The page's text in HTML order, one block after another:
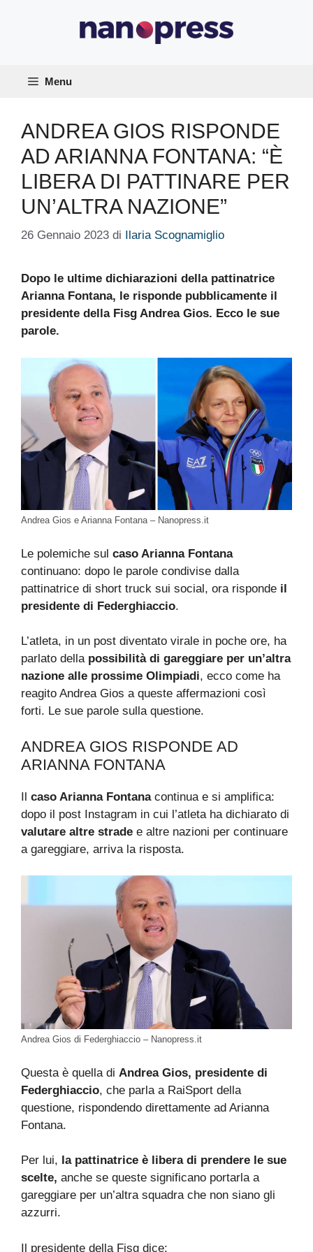
Menu
ANDREA GIOS RISPONDE
AD ARIANNA FONTANA: “È
LIBERA DI PATTINARE PER
UN’ALTRA NAZIONE”
26 Gennaio 2023 di Ilaria Scognamiglio
Dopo le ultime dichiarazioni della pattinatrice
Arianna Fontana, le risponde pubblicamente il
presidente della Fisg Andrea Gios. Ecco le sue
parole.
Andrea Gios e Arianna Fontana – Nanopress.it
Le polemiche sul caso Arianna Fontana
continuano: dopo le parole condivise dalla
pattinatrice di short truck sui social, ora risponde il
presidente di Federghiaccio.
L’atleta, in un post diventato virale in poche ore, ha
parlato della possibilità di gareggiare per un’altra
nazione alle prossime Olimpiadi, ecco come ha
reagito Andrea Gios a queste affermazioni così
forti. Le sue parole sulla questione.
ANDREA GIOS RISPONDE AD
ARIANNA FONTANA
Il caso Arianna Fontanacontinua e si amplifica:
dopo il post Instagram in cui l’atleta ha dichiarato di
valutare altre strade e altre nazioni per continuare
a gareggiare, arriva la risposta.
Andrea Gios di Federghiaccio – Nanopress.it
Questa è quella di Andrea Gios, presidente di
Federghiaccio, che parla a RaiSport della
questione, rispondendo direttamente ad Arianna
Fontana.
Per lui, la pattinatrice è libera di prendere le sue
scelte, anche se queste significano portarla a
gareggiare per un’altra squadra che non siano gli
azzurri.
Il presidente della Fisg dice: